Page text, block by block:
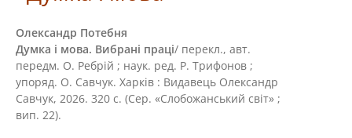
Олександр Потебня
Думка і мова. Вибрані праці/ перекл., авт.
передм. О. Ребрій ; наук. ред. Р. Трифонов ;
упоряд. О. Савчук. Харків : Видавець Олександр
Савчук, 2026. 320 с. (Сер. «Слобожанський світ» ;
вип. 22).